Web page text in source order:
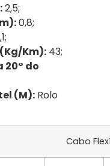
2,5;
0,8;
Km): 43;
20° do
(M): Rolo
Cabo